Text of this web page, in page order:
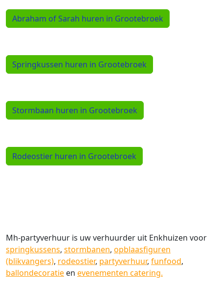
Abraham of Sarah huren in Grootebroek
Springkussen huren in Grootebroek
Stormbaan huren in Grootebroek
Rodeostier huren in Grootebroek
Mh-partyverhuur is uw verhuurder uit Enkhuizen voor
springkussens, stormbanen, opblaasfiguren
(blikvangers), rodeostier, partyverhuur, funfood,
ballondecoratie en evenementen catering.